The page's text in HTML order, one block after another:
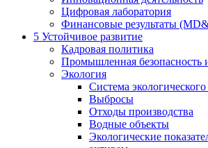
Цифровая лаборатория
Финансовые результаты
5 Устойчивое развитие
Кадровая политика
Промышленная безопасность
Экология
Система
Выбросы
Отходы производства
Водные объекты
Экологические